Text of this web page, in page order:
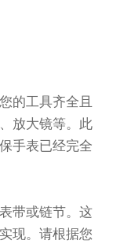
的工具齐全且
放大镜等。此
手表已经完全
带或链节。这
现。请根据您